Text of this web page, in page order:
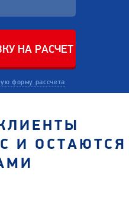
форму рассчета
И ОСТАЮТСЯ